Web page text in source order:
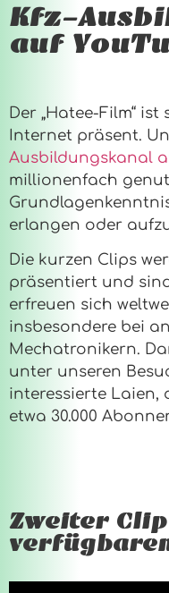
Kfz-
auf
Der „Hatee-Film“
Internet präsent.
Ausbildungskanal
millionenfach
erlangen oder
Die kurzen Clips
präsentiert und
erfreuen sich
insbesondere bei
Mechatronikern.
unter unseren
interessierte Laien,
etwa 30.000
Zweiter